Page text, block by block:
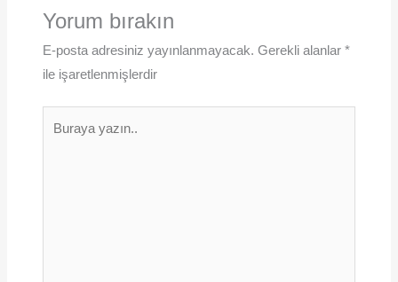
Yorum bırakın
E-posta adresiniz yayınlanmayacak. Gerekli alanlar *
ile işaretlenmişlerdir